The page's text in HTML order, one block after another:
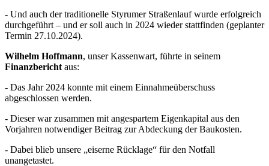
- Und auch der traditionelle Styrumer Straßenlauf wurde erfolgreich
durchgeführt – und er soll auch in 2024 wieder stattfinden (geplanter
Termin 27.10.2024).
Wilhelm Hoffmann, unser Kassenwart, führte in seinem
Finanzbericht aus:
- Das Jahr 2024 konnte mit einem Einnahmeüberschuss
abgeschlossen werden.
- Dieser war zusammen mit angespartem Eigenkapital aus den
Vorjahren notwendiger Beitrag zur Abdeckung der Baukosten.
- Dabei blieb unsere „eiserne Rücklage“ für den Notfall
unangetastet.